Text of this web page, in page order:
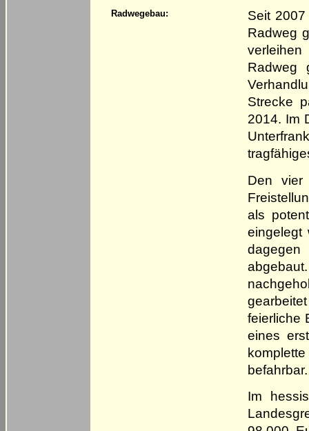
Radwegebau:
Seit
Radweg
Radweg
Strecke
2014. Im
Den vier
als
eingelegt
feierliche
eines
befahrbar.
Im